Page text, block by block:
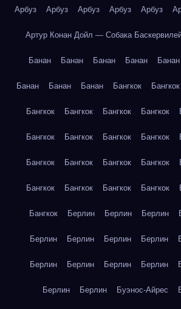
Арбуз Арбуз Арбуз Арбуз Арбуз
Артур Конан Дойл — Собака
Банан Банан Банан Банан Банан
Банан Банан Банан Бангкок Бангкок
Бангкок Бангкок Бангкок Бангкок
Бангкок Бангкок Бангкок Бангкок
Бангкок Бангкок Бангкок Бангкок
Бангкок Бангкок Бангкок Бангкок
Бангкок Берлин Берлин Берлин
Берлин Берлин Берлин Берлин
Берлин Берлин Берлин Берлин
Берлин Берлин Буэнос-Айрес